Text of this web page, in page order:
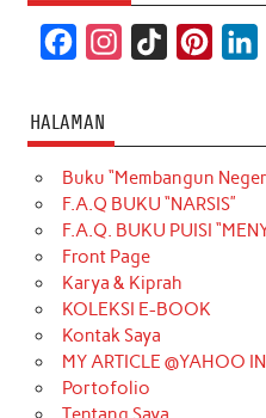
c
e
b
o
o
k
t
a
g
r
a
m
T
o
k
t
e
r
HALAMAN
Buku “Membangun
F.A.Q BUKU “NARSIS”
F.A.Q. BUKU PUISI
Front Page
Karya & Kiprah
KOLEKSI E-BOOK
Kontak Saya
MY ARTICLE @YAHOO
Portofolio